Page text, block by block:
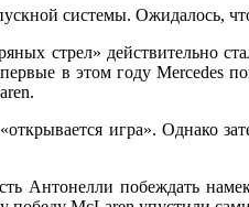
системы. Ожидалось,
стрел»
в этом году Mercedes
игра».
побеждать